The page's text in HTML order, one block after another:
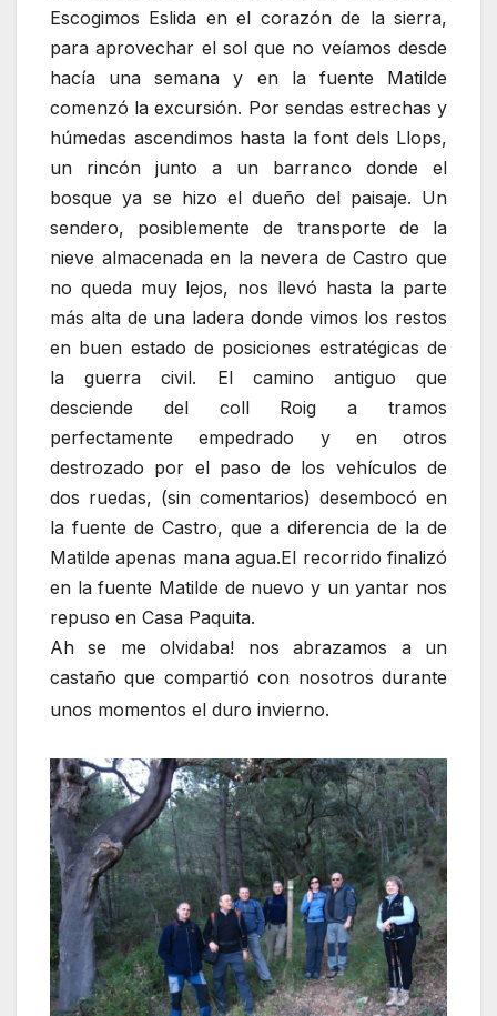
Escogimos Eslida en el corazón de la sierra,
para aprovechar el sol que no veíamos desde
hacía una semana y en la fuente Matilde
comenzó la excursión. Por sendas estrechas y
húmedas ascendimos hasta la font dels Llops,
un rincón junto a un barranco donde el
bosque ya se hizo el dueño del paisaje. Un
sendero, posiblemente de transporte de la
nieve almacenada en la nevera de Castro que
no queda muy lejos, nos llevó hasta la parte
más alta de una ladera donde vimos los restos
en buen estado de posiciones estratégicas de
la guerra civil. El camino antiguo que
desciende del coll Roig a tramos
perfectamente empedrado y en otros
destrozado por el paso de los vehículos de
dos ruedas, (sin comentarios) desembocó en
la fuente de Castro, que a diferencia de la de
Matilde apenas mana agua.El recorrido finalizó
en la fuente Matilde de nuevo y un yantar nos
repuso en Casa Paquita.
Ah se me olvidaba! nos abrazamos a un
castaño que compartió con nosotros durante
unos momentos el duro invierno.